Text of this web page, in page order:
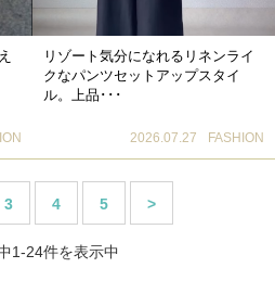
リゾート気分になれるリネンライ
クなパンツセットアップスタイ
ル。上品･･･
2026.07.27 FASHION
3 4 5 >
1-24件を表示中